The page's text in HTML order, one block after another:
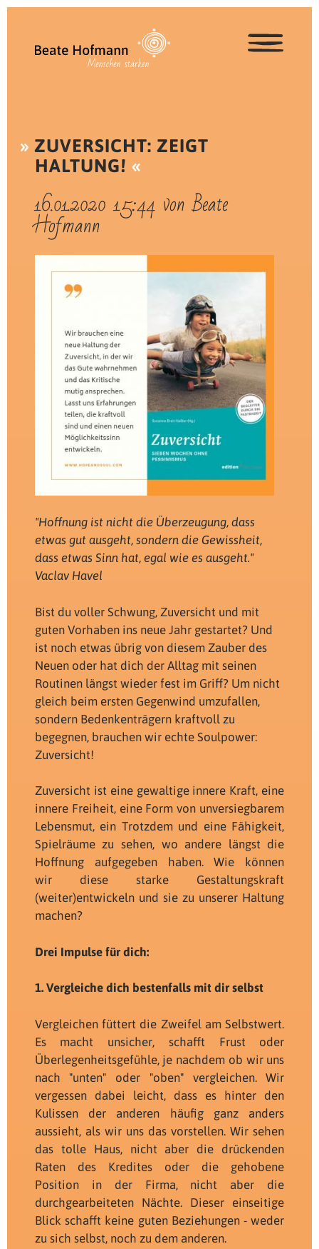
ZUVERSICHT: ZEIGT
HALTUNG!
16.01.2020 15:44von Beate
Hofmann
"Hoffnung ist nicht die Überzeugung, dass
etwas gut ausgeht, sondern die Gewissheit,
dass etwas Sinn hat, egal wie es ausgeht."
Vaclav Havel
Bist du voller Schwung, Zuversicht und mit
guten Vorhaben ins neue Jahr gestartet? Und
ist noch etwas übrig von diesem Zauber des
Neuen oder hat dich der Alltag mit seinen
Routinen längst wieder fest im Griff? Um nicht
gleich beim ersten Gegenwind umzufallen,
sondern Bedenkenträgern kraftvoll zu
begegnen, brauchen wir echte Soulpower:
Zuversicht!
Zuversicht ist eine gewaltige innere Kraft, eine
innere Freiheit, eine Form von unversiegbarem
Lebensmut, ein Trotzdem und eine Fähigkeit,
Spielräume zu sehen, wo andere längst die
Hoffnung aufgegeben haben. Wie können
wir diese starke Gestaltungskraft
(weiter)entwickeln und sie zu unserer Haltung
machen?
Drei Impulse für dich:
1. Vergleiche dich bestenfalls mit dir selbst
Vergleichen füttert die Zweifel am Selbstwert.
Es macht unsicher, schafft Frust oder
Überlegenheitsgefühle, je nachdem ob wir uns
nach "unten" oder "oben" vergleichen. Wir
vergessen dabei leicht, dass es hinter den
Kulissen der anderen häufig ganz anders
aussieht, als wir uns das vorstellen. Wir sehen
das tolle Haus, nicht aber die drückenden
Raten des Kredites oder die gehobene
Position in der Firma, nicht aber die
durchgearbeiteten Nächte. Dieser einseitige
Blick schafft keine guten Beziehungen - weder
zu sich selbst, noch zu dem anderen.